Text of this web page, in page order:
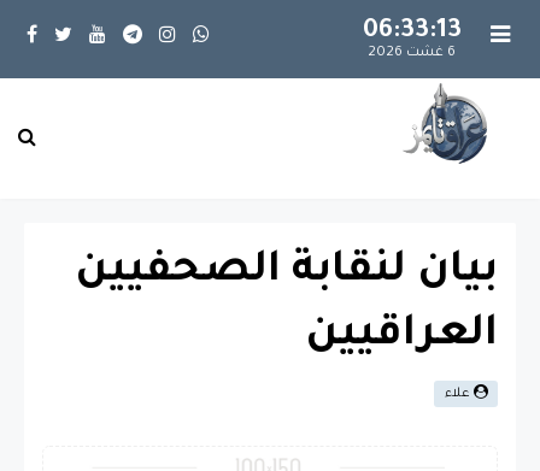
06:33:14
6 غشت 2026
بيان لنقابة الصحفيين
العراقيين
علاء